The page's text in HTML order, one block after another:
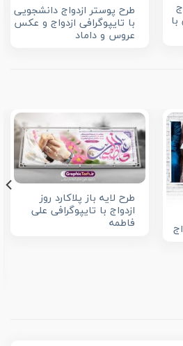
طرح پوستر ازدواج دانشجویی
با تایپوگرافی ازدواج و عکس
عروس و داماد
طرح لایه باز پلاکارد روز
ازدواج با تایپوگرافی علی
فاطمه